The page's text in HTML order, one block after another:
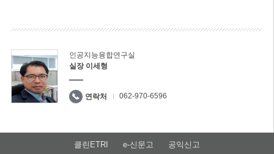
인공지능융합연구실
실장 이세형
연락처 062-970-6596
클린ETRI e-신문고 공익신고